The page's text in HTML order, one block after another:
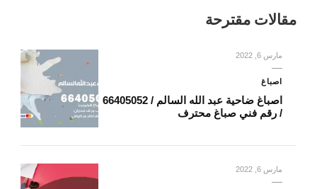
مقالات مقترحة
مارس 6, 2022
اصباغ
اصباغ ضاحية عبد الله السالم / 66405052
/ رقم فني صباغ محترف
مارس 6, 2022